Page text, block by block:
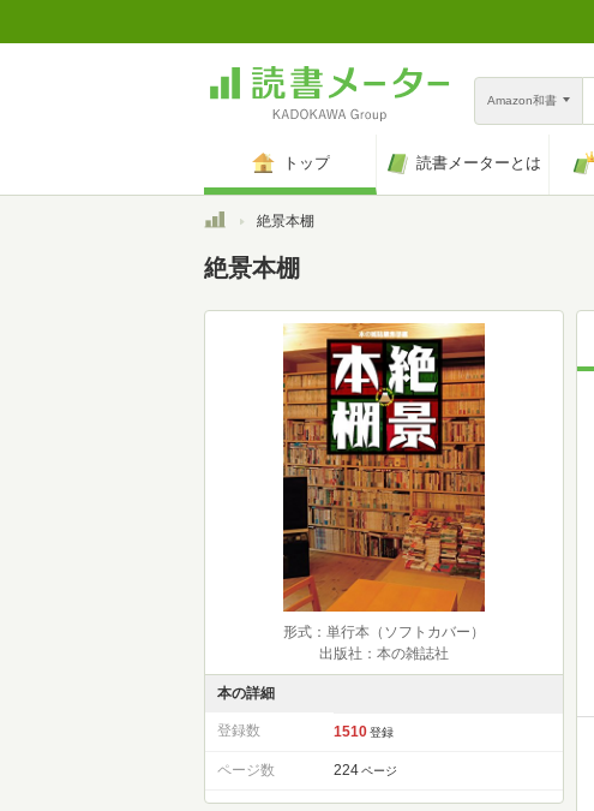
Amazon和書
トップ 読書メーターとは
トップ絶景本棚
絶景本棚
形式：単行本（ソフトカバー）
出版社：本の雑誌社
本の詳細
登録数 1510 登録
ページ数 224 ページ